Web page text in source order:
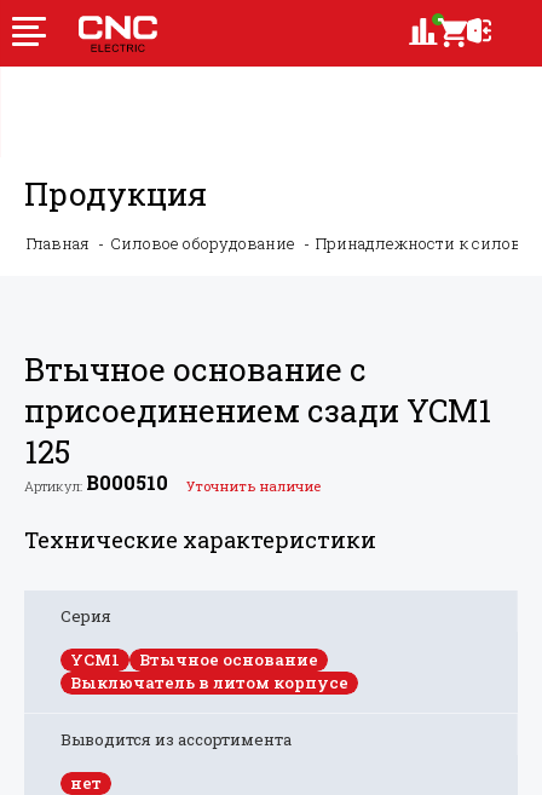
Продукция
Главная Силовое оборудование Принадлежности к
Втычное основание с
присоединением сзади YCM1
125
Артикул: B000510 Уточнить наличие
Технические характеристики
Серия
YCM1
Втычное основание
Выключатель в литом корпусе
Выводится из ассортимента
нет